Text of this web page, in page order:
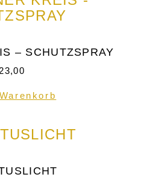
– SCHUTZSPRAY
23,00